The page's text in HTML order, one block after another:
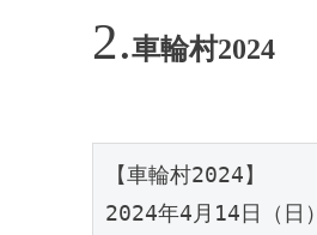
車輪村2024
【車輪村2024】
2024年4月14日（日